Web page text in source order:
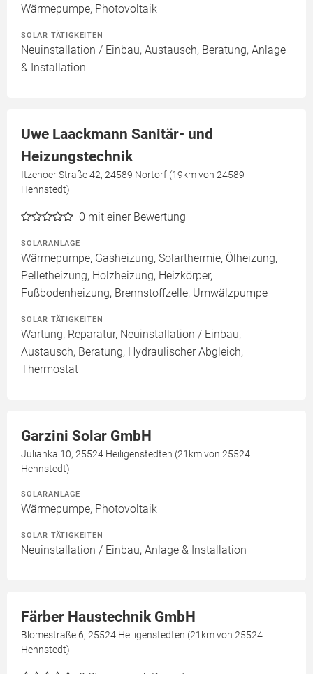
Wärmepumpe, Photovoltaik
SOLAR TÄTIGKEITEN
Neuinstallation / Einbau, Austausch, Beratung, Anlage
& Installation
Uwe Laackmann Sanitär- und
Heizungstechnik
Itzehoer Straße 42, 24589 Nortorf (19km von 24589
Hennstedt)
0 mit einer Bewertung
SOLARANLAGE
Wärmepumpe, Gasheizung, Solarthermie, Ölheizung,
Pelletheizung, Holzheizung, Heizkörper,
Fußbodenheizung, Brennstoffzelle, Umwälzpumpe
SOLAR TÄTIGKEITEN
Wartung, Reparatur, Neuinstallation / Einbau,
Austausch, Beratung, Hydraulischer Abgleich,
Thermostat
Garzini Solar GmbH
Julianka 10, 25524 Heiligenstedten (21km von 25524
Hennstedt)
SOLARANLAGE
Wärmepumpe, Photovoltaik
SOLAR TÄTIGKEITEN
Neuinstallation / Einbau, Anlage & Installation
Färber Haustechnik GmbH
Blomestraße 6, 25524 Heiligenstedten (21km von 25524
Hennstedt)